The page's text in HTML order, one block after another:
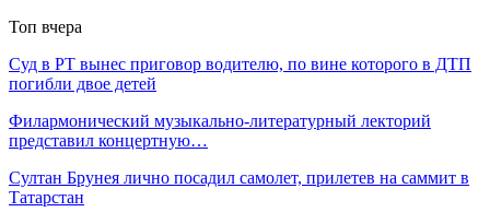
Топ вчера
Суд в РТ вынес приговор водителю, по вине которого в ДТП
погибли двое детей
Филармонический музыкально-литературный лекторий
представил концертную…
Султан Брунея лично посадил самолет, прилетев на саммит в
Татарстан